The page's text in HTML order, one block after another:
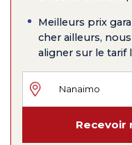
Meilleurs prix
cher ailleurs,
aligner sur le tarif
Recevoir